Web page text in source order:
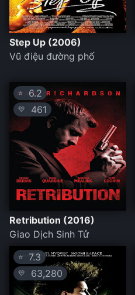
Step Up (2006)
Vũ điệu đường phố
⭐ 6.2
💛 461
Retribution (2016)
Giao Dịch Sinh Tử
⭐ 7.3
💛 63,280